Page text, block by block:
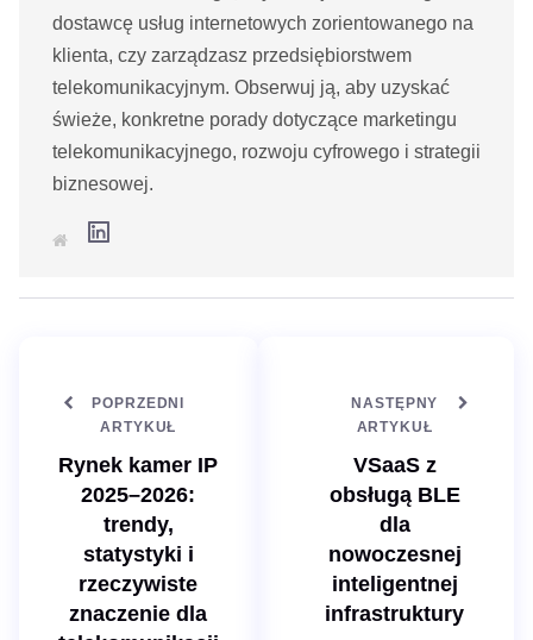
dostawcę usług internetowych zorientowanego na
klienta, czy zarządzasz przedsiębiorstwem
telekomunikacyjnym. Obserwuj ją, aby uzyskać
świeże, konkretne porady dotyczące marketingu
telekomunikacyjnego, rozwoju cyfrowego i strategii
biznesowej.
r
t
o
POPRZEDNI
ARTYKUŁ
Rynek kamer IP
2025–2026:
trendy,
statystyki i
rzeczywiste
znaczenie dla
NASTĘPNY
ARTYKUŁ
VSaaS z
obsługą BLE
dla
nowoczesnej
inteligentnej
infrastruktury